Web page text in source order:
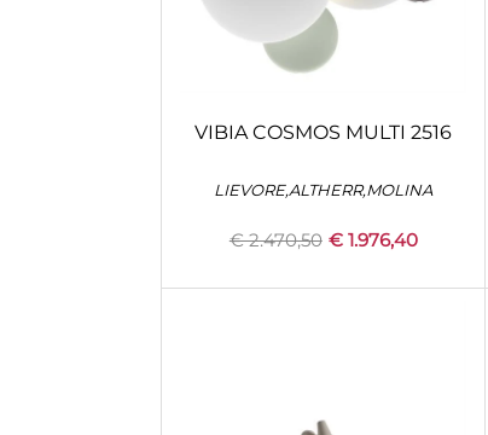
Quantità
CONFIGURA
VIBIA COSMOS MULTI 2516
LIEVORE,ALTHERR,MOLINA
€ 2.470,50 € 1.976,40